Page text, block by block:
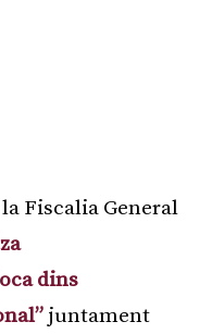
Fiscalia General
dins
juntament